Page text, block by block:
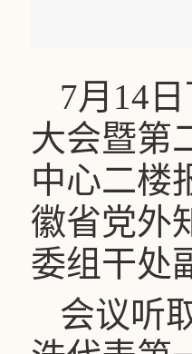
7月14
大会暨第
中心二楼
徽省党外
委组干处
会议听